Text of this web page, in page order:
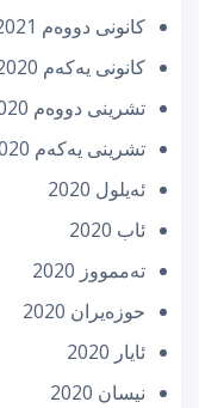
كانونی دووه‌م 2021
كانونی یه‌كه‌م 2020
تشرینی دووه‌م 2020
تشرینی یه‌كه‌م 2020
ئه‌یلول 2020
ئاب 2020
تەممووز 2020
حوزه‌یران 2020
ئایار 2020
نیسان 2020